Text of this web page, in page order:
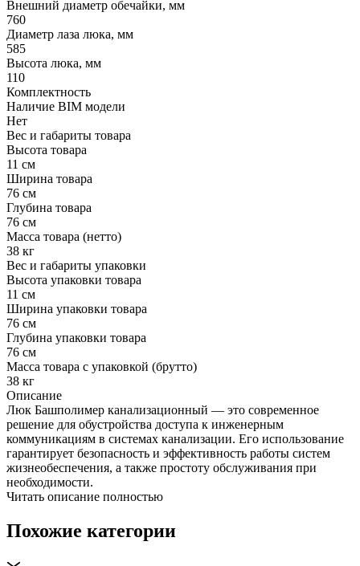
Внешний диаметр обечайки, мм
760
Диаметр лаза люка, мм
585
Высота люка, мм
110
Комплектность
Наличие BIM модели
Нет
Вес и габариты товара
Высота товара
11 см
Ширина товара
76 см
Глубина товара
76 см
Масса товара (нетто)
38 кг
Вес и габариты упаковки
Высота упаковки товара
11 см
Ширина упаковки товара
76 см
Глубина упаковки товара
76 см
Масса товара с упаковкой (брутто)
38 кг
Описание
Люк Башполимер канализационный — это современное
решение для обустройства доступа к инженерным
коммуникациям в системах канализации. Его использование
гарантирует безопасность и эффективность работы систем
жизнеобеспечения, а также простоту обслуживания при
необходимости.
Читать описание полностью
Похожие категории